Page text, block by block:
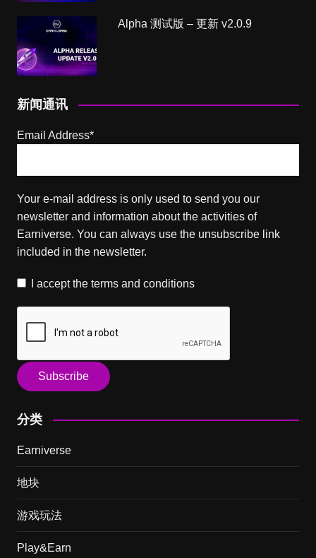
Alpha 测试版 – 更新 v2.0.9
新闻通讯
Email Address*
Your e-mail address is only used to send you our
newsletter and information about the activities of
Earniverse. You can always use the unsubscribe link
included in the newsletter.
I accept the terms and conditions
分类
Earniverse
地块
游戏玩法
Play&Earn